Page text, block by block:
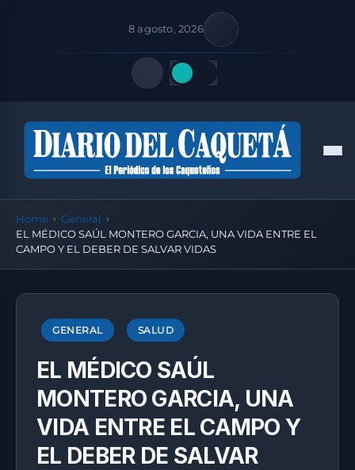
8 agosto, 2026
Quick Links
Menu
Home
General
EL MÉDICO SAÚL MONTERO GARCIA, UNA VIDA ENTRE EL
CAMPO Y EL DEBER DE SALVAR VIDAS
GENERAL SALUD
EL MÉDICO SAÚL
MONTERO GARCIA, UNA
VIDA ENTRE EL CAMPO Y
EL DEBER DE SALVAR